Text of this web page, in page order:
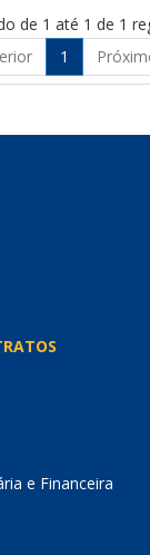
de 1 até 1 de 1
1
e Financeira